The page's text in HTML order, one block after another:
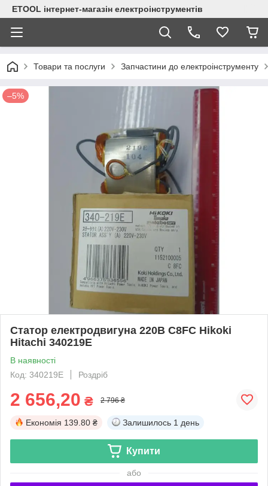
ETOOL інтернет-магазін електроінструментів
Товари та послуги Запчастини до електроінструменту
–5%
Статор електродвигуна 220В C8FC Hikoki
Hitachi 340219E
В наявності
Код: 340219E
Роздріб
2 656,20 ₴ 2 796 ₴
Економія 139.80 ₴ Залишилось 1 день
Купити
або